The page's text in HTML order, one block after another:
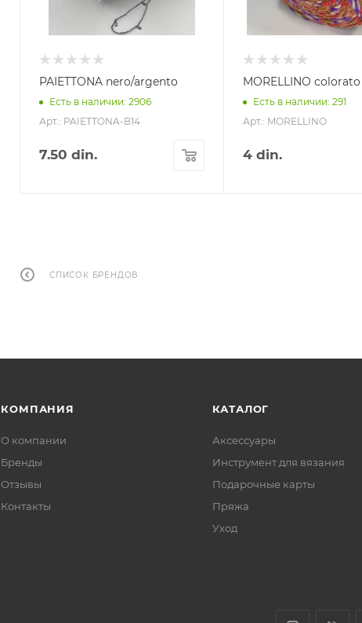
PAIETTONA nero/argento
Есть в наличии: 2906
Арт.: PAIETTONA-B14
7.50 din.
MORELLINO colorato
Есть в наличии: 291
Арт.: MORELLINO
4 din.
СПИСОК БРЕНДОВ
КОМПАНИЯ
О компании
Бренды
Отзывы
Контакты
КАТАЛОГ
Аксессуары
Инструмент для вязания
Подарочные карты
Пряжа
Уход